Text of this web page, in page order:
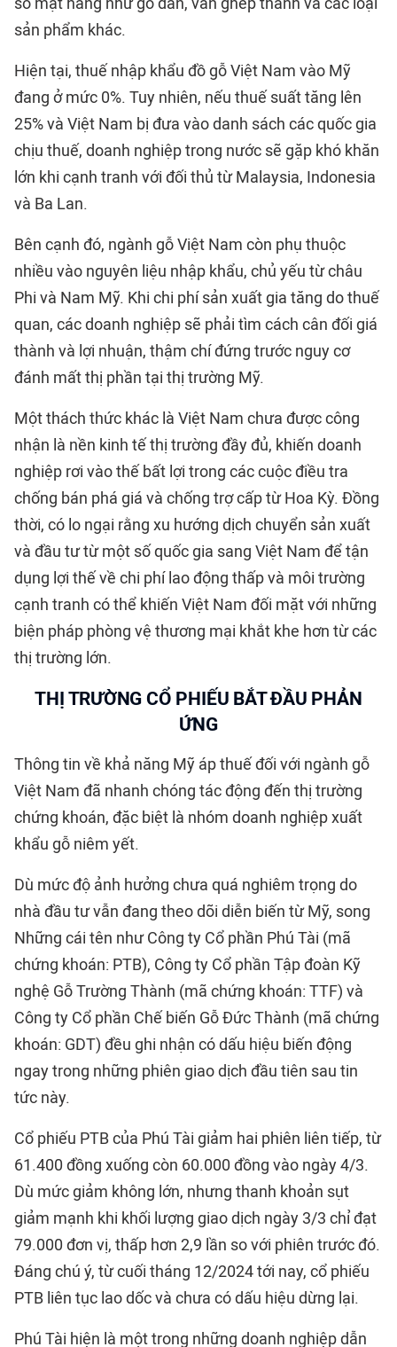
sản phẩm khác.
Hiện tại, thuế nhập khẩu đồ gỗ Việt Nam vào Mỹ
đang ở mức 0%. Tuy nhiên, nếu thuế suất tăng lên
25% và Việt Nam bị đưa vào danh sách các quốc gia
chịu thuế, doanh nghiệp trong nước sẽ gặp khó khăn
lớn khi cạnh tranh với đối thủ từ Malaysia, Indonesia
và Ba Lan.
Bên cạnh đó, ngành gỗ Việt Nam còn phụ thuộc
nhiều vào nguyên liệu nhập khẩu, chủ yếu từ châu
Phi và Nam Mỹ. Khi chi phí sản xuất gia tăng do thuế
quan, các doanh nghiệp sẽ phải tìm cách cân đối giá
thành và lợi nhuận, thậm chí đứng trước nguy cơ
đánh mất thị phần tại thị trường Mỹ.
Một thách thức khác là Việt Nam chưa được công
nhận là nền kinh tế thị trường đầy đủ, khiến doanh
nghiệp rơi vào thế bất lợi trong các cuộc điều tra
chống bán phá giá và chống trợ cấp từ Hoa Kỳ. Đồng
thời, có lo ngại rằng xu hướng dịch chuyển sản xuất
và đầu tư từ một số quốc gia sang Việt Nam để tận
dụng lợi thế về chi phí lao động thấp và môi trường
cạnh tranh có thể khiến Việt Nam đối mặt với những
biện pháp phòng vệ thương mại khắt khe hơn từ các
thị trường lớn.
THỊ TRƯỜNG CỔ PHIẾU BẮT ĐẦU PHẢN
ỨNG
Thông tin về khả năng Mỹ áp thuế đối với ngành gỗ
Việt Nam đã nhanh chóng tác động đến thị trường
chứng khoán, đặc biệt là nhóm doanh nghiệp xuất
khẩu gỗ niêm yết.
Dù mức độ ảnh hưởng chưa quá nghiêm trọng do
nhà đầu tư vẫn đang theo dõi diễn biến từ Mỹ, song
Những cái tên như Công ty Cổ phần Phú Tài (mã
chứng khoán: PTB), Công ty Cổ phần Tập đoàn Kỹ
nghệ Gỗ Trường Thành (mã chứng khoán: TTF) và
Công ty Cổ phần Chế biến Gỗ Đức Thành (mã chứng
khoán: GDT) đều ghi nhận có dấu hiệu biến động
ngay trong những phiên giao dịch đầu tiên sau tin
tức này.
Cổ phiếu PTB của Phú Tài giảm hai phiên liên tiếp, từ
61.400 đồng xuống còn 60.000 đồng vào ngày 4/3.
Dù mức giảm không lớn, nhưng thanh khoản sụt
giảm mạnh khi khối lượng giao dịch ngày 3/3 chỉ đạt
79.000 đơn vị, thấp hơn 2,9 lần so với phiên trước đó.
Đáng chú ý, từ cuối tháng 12/2024 tới nay, cổ phiếu
PTB liên tục lao dốc và chưa có dấu hiệu dừng lại.
Phú Tài hiện là một trong những doanh nghiệp dẫn